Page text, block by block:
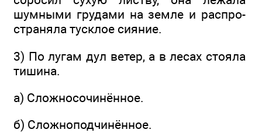
шумными грудами на земле и распро­
страняла тусклое сияние.
3) По лугам дул ветер, а в лесах стояла
тишина.
а) Сложносочинённое.
б) Сложноподчинённое.